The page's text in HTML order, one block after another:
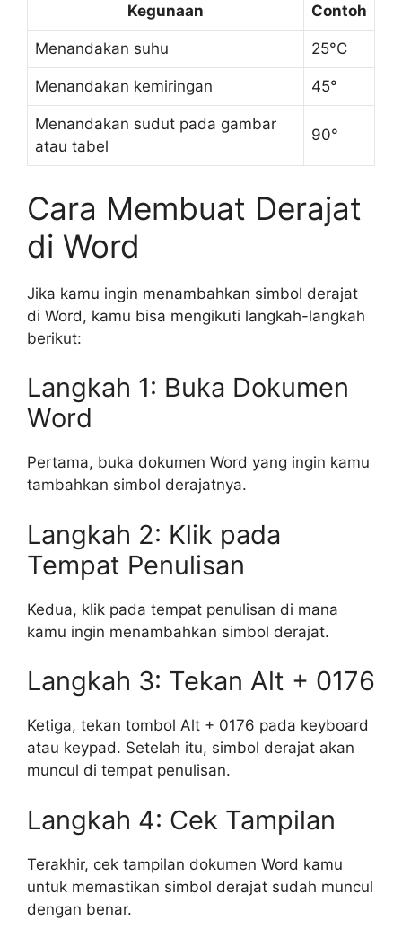
Kegunaan Contoh
Menandakan suhu 25°C
Menandakan kemiringan 45°
Menandakan sudut pada gambar
atau tabel
90°
Cara Membuat Derajat
di Word
Jika kamu ingin menambahkan simbol derajat
di Word, kamu bisa mengikuti langkah-langkah
berikut:
Langkah 1: Buka Dokumen
Word
Pertama, buka dokumen Word yang ingin kamu
tambahkan simbol derajatnya.
Langkah 2: Klik pada
Tempat Penulisan
Kedua, klik pada tempat penulisan di mana
kamu ingin menambahkan simbol derajat.
Langkah 3: Tekan Alt + 0176
Ketiga, tekan tombol Alt + 0176 pada keyboard
atau keypad. Setelah itu, simbol derajat akan
muncul di tempat penulisan.
Langkah 4: Cek Tampilan
Terakhir, cek tampilan dokumen Word kamu
untuk memastikan simbol derajat sudah muncul
dengan benar.